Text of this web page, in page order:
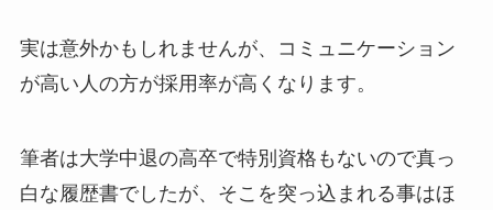
実は意外かもしれませんが、コミュニケーション
が高い人の方が採用率が高くなります。
筆者は大学中退の高卒で特別資格もないので真っ
白な履歴書でしたが、そこを突っ込まれる事はほ